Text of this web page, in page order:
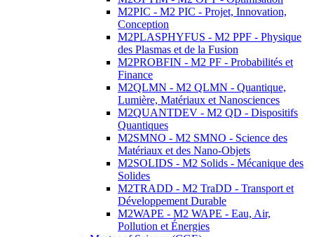
M2PIC - M2 PIC - Projet, Innovation,
Conception
M2PLASPHYFUS - M2 PPF - Physique
des Plasmas et de la Fusion
M2PROBFIN - M2 PF - Probabilités et
Finance
M2QLMN - M2 QLMN - Quantique,
Lumière, Matériaux et Nanosciences
M2QUANTDEV - M2 QD - Dispositifs
Quantiques
M2SMNO - M2 SMNO - Science des
Matériaux et des Nano-Objets
M2SOLIDS - M2 Solids - Mécanique des
Solides
M2TRADD - M2 TraDD - Transport et
Développement Durable
M2WAPE - M2 WAPE - Eau, Air,
Pollution et Énergies